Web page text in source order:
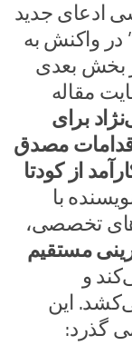
ادعای جدید
در واکنش به
بخش بعدی
مقاله
برای
مرداد به اقدامات مصدق
از کودتا
با
تخصصی،
مستقیم
و
این
گذرد: